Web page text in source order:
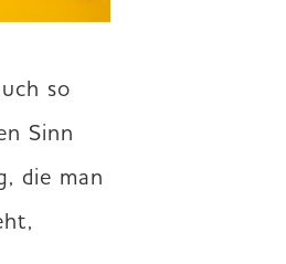
so
Sinn
die man